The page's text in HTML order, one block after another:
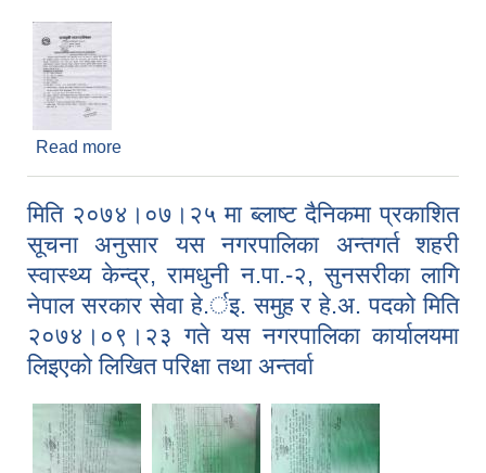
Read more
मिति २०७४।०७।२५ मा ब्लाष्ट दैनिकमा प्रकाशित
सूचना अनुसार यस नगरपालिका अन्तगर्त शहरी
स्वास्थ्य केन्द्र, रामधुनी न‍.पा.-२, सुनसरीका लागि
नेपाल सरकार सेवा हे.र्इ. समुह र हे.अ. पदको मिति
२०७४।०९।२३ गते यस नगरपालिका कार्यालयमा
लिइएको लिखित परिक्षा तथा अन्तर्वा